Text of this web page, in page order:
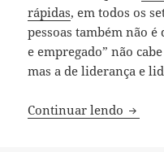
rápidas, em todos os
pessoas também não
e empregado” não
mas a de liderança e
Continuar lendo